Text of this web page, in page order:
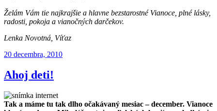
Želám Vám tie najkrajšie a hlavne bezstarostné Vianoce, plné lásky,
radosti, pokoja a vianočných darčekov.
Lenka Novotná, Víťaz
Publikované
20 decembra, 2010
Ahoj deti!
Tak a máme tu tak dlho očakávaný mesiac – december. Vianoce